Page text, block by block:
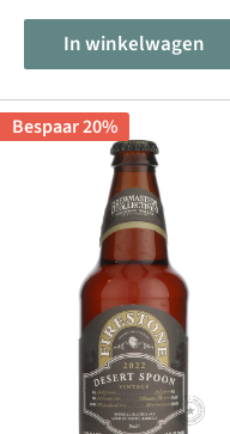
In winkelwagen
Bespaar 20%